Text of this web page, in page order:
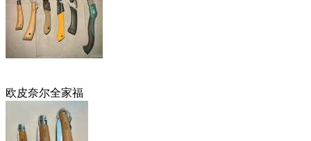
欧皮奈尔全家福